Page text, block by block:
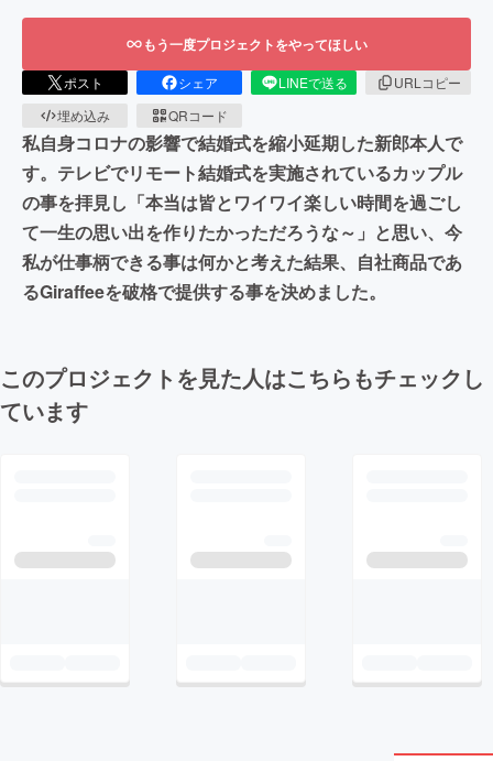
もう一度プロジェクトをやってほしい
ポスト シェア LINEで送る
URLコピー
埋め込み
QRコード
私自身コロナの影響で結婚式を縮小延期した新郎本人で
す。テレビでリモート結婚式を実施されているカップル
の事を拝見し「本当は皆とワイワイ楽しい時間を過ごし
て一生の思い出を作りたかっただろうな～」と思い、今
私が仕事柄できる事は何かと考えた結果、自社商品であ
るGiraffeeを破格で提供する事を決めました。
このプロジェクトを見た人はこちらもチェックし
ています